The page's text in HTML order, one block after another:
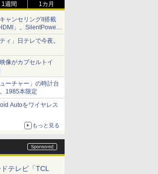
1週間 1カ月
ャンセリングII搭載
」。SilentPower
ィ」日テレで今夜。
像がカプセルトイ
ーチャー」の時計台
1985本限定
Autoをワイヤレス
もっと見る
テレビ「TCL